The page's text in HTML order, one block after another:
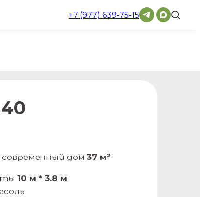
+7 (977) 639-75-15
дом 37 м²
10 м * 3.8 м